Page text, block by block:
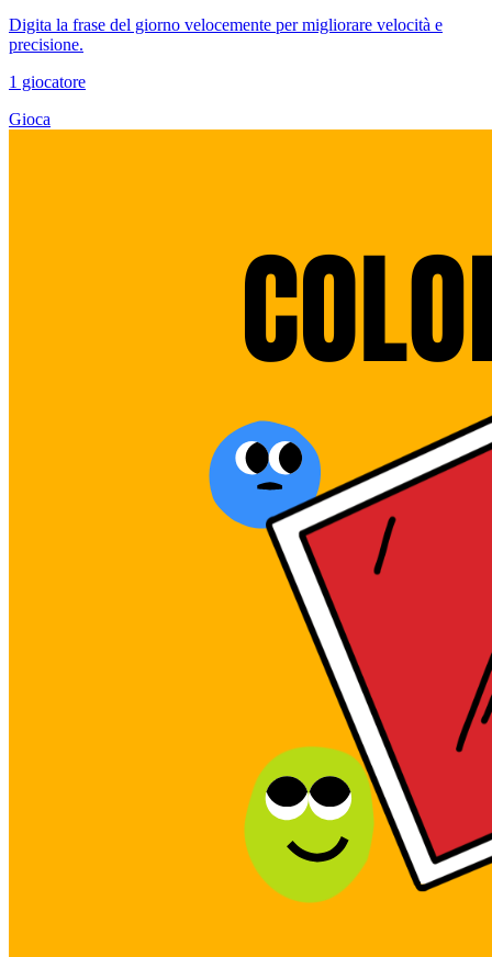
Digita la frase del giorno velocemente per migliorare velocità e
precisione.
1 giocatore
Gioca